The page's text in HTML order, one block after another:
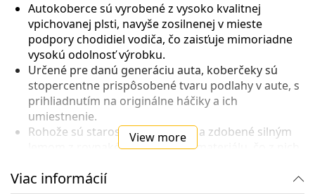
Autokoberce sú vyrobené z vysoko kvalitnej
vpichovanej plsti, navyše zosilnenej v mieste
podpory chodidiel vodiča, čo zaisťuje mimoriadne
vysokú odolnosť výrobku.
Určené pre danú generáciu auta, koberčeky sú
stopercentne prispôsobené tvaru podlahy v aute, s
prihliadnutím na originálne háčiky a ich
umiestnenie.
Rohože sú starostlivo upravené a zdobené silným
lemom z rovnakého farebného materiálu, čo z nich
Funkčnosť:
View more
Viac informácií